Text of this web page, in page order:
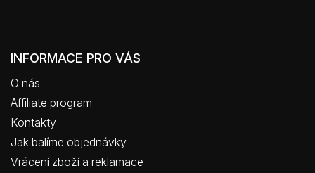
INFORMACE PRO VÁS
O nás
Affiliate program
Kontakty
Jak balíme objednávky
Vrácení zboží a reklamace